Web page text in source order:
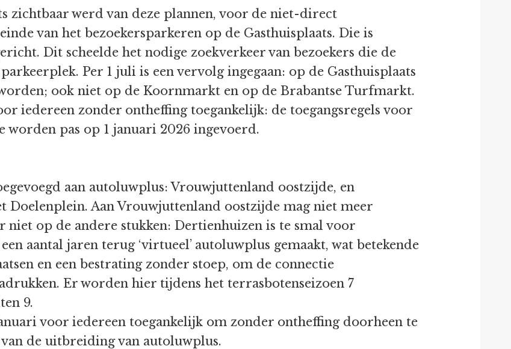
zichtbaar werd van deze plannen, voor de niet-direct
van het bezoekersparkeren op de Gasthuisplaats. Die is
Dit scheelde het nodige zoekverkeer van bezoekers die de
Per 1 juli is een vervolg ingegaan: op de Gasthuisplaats
ook niet op de Koornmarkt en op de Brabantse Turfmarkt.
iedereen zonder ontheffing toegankelijk: de toegangsregels voor
pas op 1 januari 2026 ingevoerd.
aan autoluwplus: Vrouwjuttenland oostzijde, en
Doelenplein. Aan Vrouwjuttenland oostzijde mag niet meer
niet op de andere stukken: Dertienhuizen is te smal voor
aantal jaren terug ‘virtueel’ autoluwplus gemaakt, wat betekende
en een bestrating zonder stoep, om de connectie
Er worden hier tijdens het terrasbotenseizoen 7
9.
voor iedereen toegankelijk om zonder ontheffing doorheen te
de uitbreiding van autoluwplus.